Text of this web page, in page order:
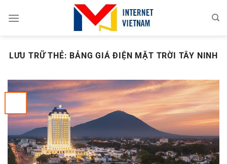
đến
LƯU TRỮ THẺ: BẢNG GIÁ ĐIỆN MẶT TRỜI TÂY NINH